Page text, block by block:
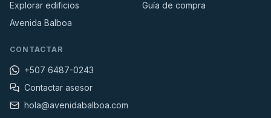
Explorar edificios
Avenida Balboa
Guía de compra
CONTACTAR
+507 6487-0243
Contactar asesor
hola@avenidabalboa.com